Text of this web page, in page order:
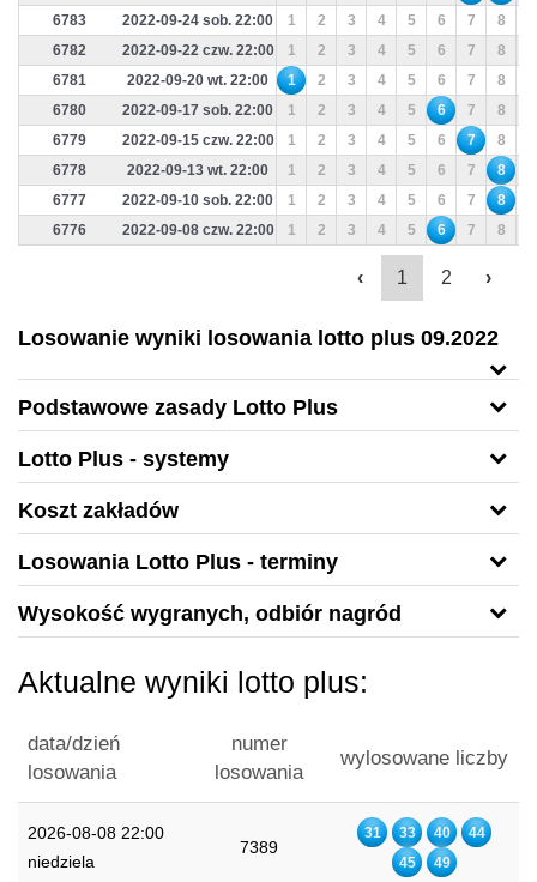
6783
2022-09-24 sob. 22:00 1 2 3 4 5 6 7 8
6782
2022-09-22 czw. 22:00 1 2 3 4 5 6 7 8
6781
2022-09-20 wt. 22:00 1 2 3 4 5 6 7 8
6780
2022-09-17 sob. 22:00 1 2 3 4 5 6 7 8
6779
2022-09-15 czw. 22:00 1 2 3 4 5 6 7 8
6778
2022-09-13 wt. 22:00 1 2 3 4 5 6 7 8
6777
2022-09-10 sob. 22:00 1 2 3 4 5 6 7 8
6776
2022-09-08 czw. 22:00 1 2 3 4 5 6 7 8
‹ 1 2 ›
Losowanie wyniki losowania lotto plus 09.2022
Podstawowe zasady Lotto Plus
Lotto Plus - systemy
Koszt zakładów
Losowania Lotto Plus - terminy
Wysokość wygranych, odbiór nagród
Aktualne wyniki lotto plus:
data/dzień
losowania
numer
losowania
wylosowane liczby
2026-08-08 22:00
niedziela
7389
31 33 40
44
45
49